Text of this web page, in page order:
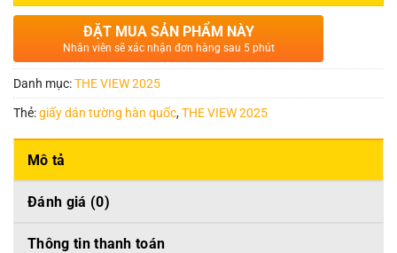
ĐẶT MUA SẢN PHẨM NÀY
Nhân viên sẽ xác nhận đơn hàng sau 5 phút
Danh mục:THE VIEW 2025
Thẻ:giấy dán tường hàn quốc,THE VIEW 2025
Mô tả
Đánh giá (0)
Thông tin thanh toán